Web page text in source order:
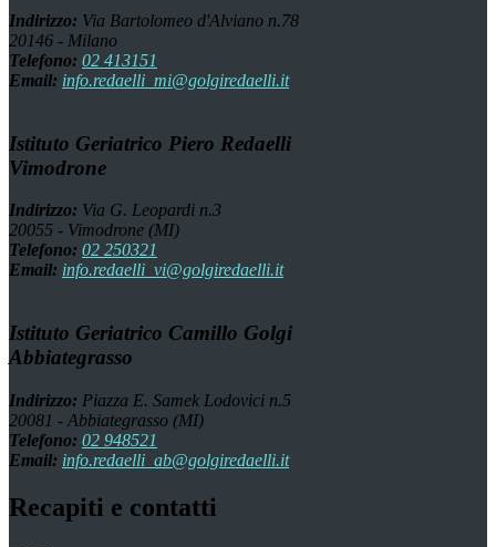
Indirizzo: Via Bartolomeo d'Alviano n.78
20146 - Milano
Telefono: 02 413151
Email: info.redaelli_mi@golgiredaelli.it
Istituto Geriatrico Piero Redaelli
Vimodrone
Indirizzo: Via G. Leopardi n.3
20055 - Vimodrone (MI)
Telefono: 02 250321
Email: info.redaelli_vi@golgiredaelli.it
Istituto Geriatrico Camillo Golgi
Abbiategrasso
Indirizzo: Piazza E. Samek Lodovici n.5
20081 - Abbiategrasso (MI)
Telefono: 02 948521
Email: info.redaelli_ab@golgiredaelli.it
Recapiti e contatti